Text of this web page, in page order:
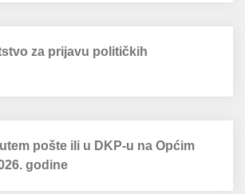
za prijavu političkih
pošte ili u DKP-u na Općim
godine